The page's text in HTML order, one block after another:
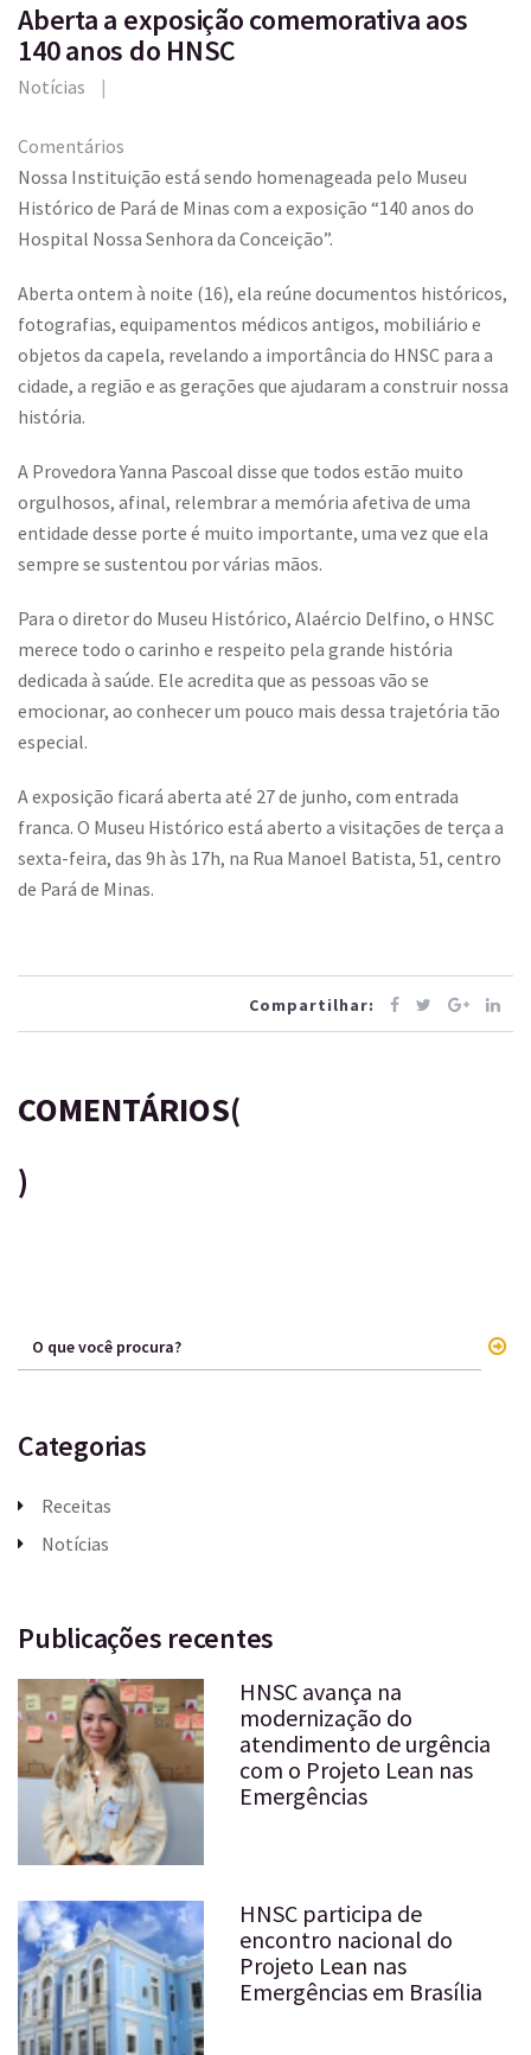
Aberta a exposição comemorativa aos
140 anos do HNSC
Notícias
Comentários
Nossa Instituição está sendo homenageada pelo Museu
Histórico de Pará de Minas com a exposição “140 anos do
Hospital Nossa Senhora da Conceição”.
Aberta ontem à noite (16), ela reúne documentos históricos,
fotografias, equipamentos médicos antigos, mobiliário e
objetos da capela, revelando a importância do HNSC para a
cidade, a região e as gerações que ajudaram a construir nossa
história.
A Provedora Yanna Pascoal disse que todos estão muito
orgulhosos, afinal, relembrar a memória afetiva de uma
entidade desse porte é muito importante, uma vez que ela
sempre se sustentou por várias mãos.
Para o diretor do Museu Histórico, Alaércio Delfino, o HNSC
merece todo o carinho e respeito pela grande história
dedicada à saúde. Ele acredita que as pessoas vão se
emocionar, ao conhecer um pouco mais dessa trajetória tão
especial.
A exposição ficará aberta até 27 de junho, com entrada
franca. O Museu Histórico está aberto a visitações de terça a
sexta-feira, das 9h às 17h, na Rua Manoel Batista, 51, centro
de Pará de Minas.
Compartilhar:
COMENTÁRIOS(
)
Categorias
Receitas
Notícias
Publicações recentes
HNSC avança na
modernização do
atendimento de urgência
com o Projeto Lean nas
Emergências
HNSC participa de
encontro nacional do
Projeto Lean nas
Emergências em Brasília